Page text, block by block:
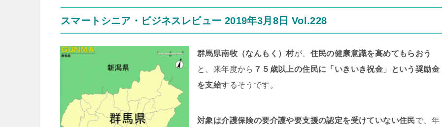
スマートシニア・ビジネスレビュー 2019年3月8日 Vol.228
群馬県南牧（なんもく）村が、 住民の健康意識を高めてもらおう
と、来年度から ７５歳以上の住民に「いきいき祝金」という奨励金
を支給するそうです。
対象は介護保険の要介護や要支援の認定を受けていない住民で、年